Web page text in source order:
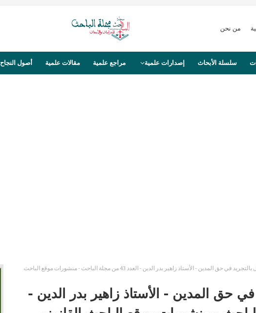
من نحن
سلسلة الأبحاث إصدارات علمية مراجع علمية مقالات علمية أصول النجاح
دفع الكفيل بالتجريد في حق المدين - الأستاذ زاهير بدر الدين - العدد 43 من مجلة الباحث - منشورات موقع الباحث
في حق المدين - الأستاذ زاهير بدر الدين -